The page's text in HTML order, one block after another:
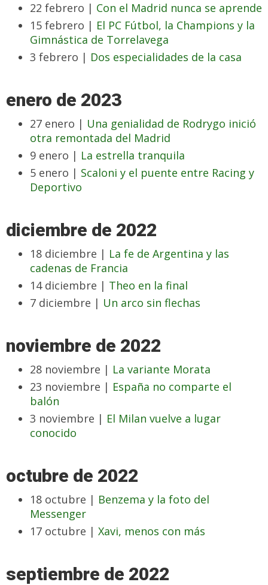
22 febrero | Con el Madrid nunca se aprende
15 febrero | El PC Fútbol, la Champions y la
Gimnástica de Torrelavega
3 febrero | Dos especialidades de la casa
enero de 2023
27 enero | Una genialidad de Rodrygo inició
otra remontada del Madrid
9 enero | La estrella tranquila
5 enero | Scaloni y el puente entre Racing y
Deportivo
diciembre de 2022
18 diciembre | La fe de Argentina y las
cadenas de Francia
14 diciembre | Theo en la final
7 diciembre | Un arco sin flechas
noviembre de 2022
28 noviembre | La variante Morata
23 noviembre | España no comparte el
balón
3 noviembre | El Milan vuelve a lugar
conocido
octubre de 2022
18 octubre | Benzema y la foto del
Messenger
17 octubre | Xavi, menos con más
septiembre de 2022